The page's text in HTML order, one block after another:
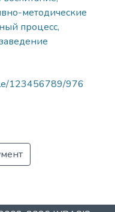
методические
процесс,
123456789/976